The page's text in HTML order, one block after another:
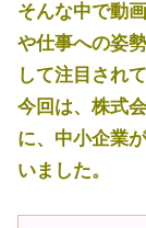
す。
治
そんな中で動
や仕事への姿
して注目され
今回は、株式
に、中小企業
いました。